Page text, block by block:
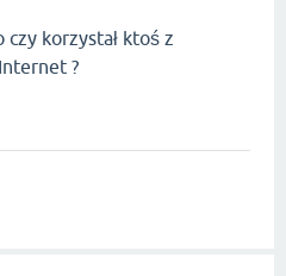
czy korzystał ktoś z
?